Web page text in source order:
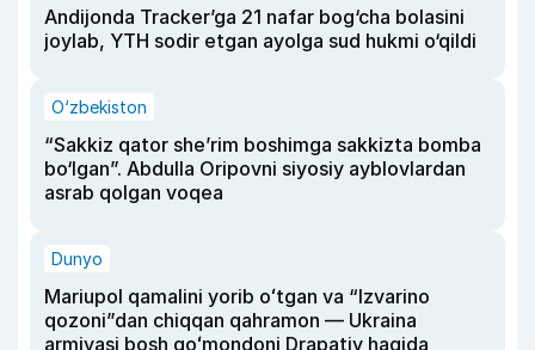
Andijonda Tracker’ga 21 nafar bog‘cha bolasini
joylab, YTH sodir etgan ayolga sud hukmi o‘qildi
O‘zbekiston
“Sakkiz qator she’rim boshimga sakkizta bomba
bo‘lgan”. Abdulla Oripovni siyosiy ayblovlardan
asrab qolgan voqea
Dunyo
Mariupol qamalini yorib oʻtgan va “Izvarino
qozoni”dan chiqqan qahramon — Ukraina
armiyasi bosh qoʻmondoni Drapatiy haqida